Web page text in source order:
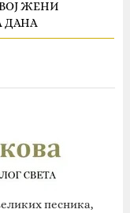
ЖЕНИ
ДАНА
песника,